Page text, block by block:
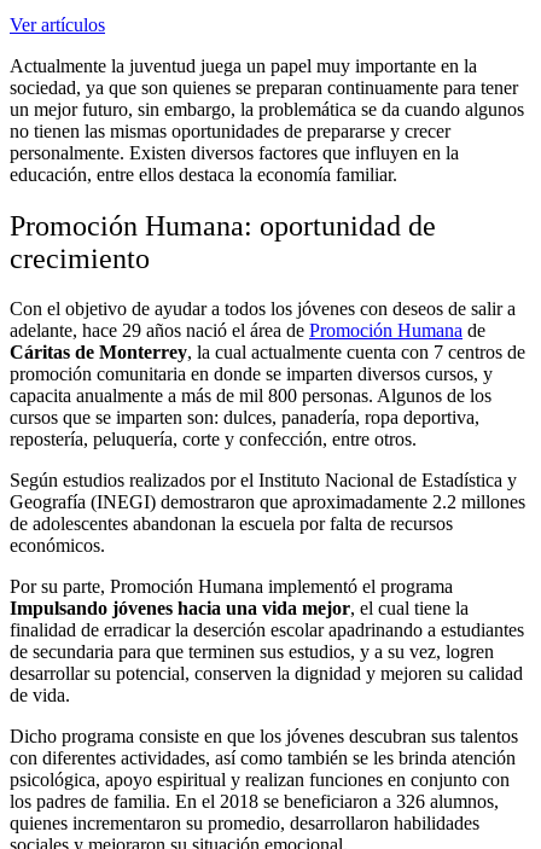
Ver artículos
Actualmente la juventud juega un papel muy importante en la
sociedad, ya que son quienes se preparan continuamente para tener
un mejor futuro, sin embargo, la problemática se da cuando algunos
no tienen las mismas oportunidades de prepararse y crecer
personalmente. Existen diversos factores que influyen en la
educación, entre ellos destaca la economía familiar.
Promoción Humana: oportunidad de
crecimiento
Con el objetivo de ayudar a todos los jóvenes con deseos de salir a
adelante, hace 29 años nació el área de Promoción Humana de
Cáritas de Monterrey, la cual actualmente cuenta con 7 centros de
promoción comunitaria en donde se imparten diversos cursos, y
capacita anualmente a más de mil 800 personas. Algunos de los
cursos que se imparten son: dulces, panadería, ropa deportiva,
repostería, peluquería, corte y confección, entre otros.
Según estudios realizados por el Instituto Nacional de Estadística y
Geografía (INEGI) demostraron que aproximadamente 2.2 millones
de adolescentes abandonan la escuela por falta de recursos
económicos.
Por su parte, Promoción Humana implementó el programa
Impulsando jóvenes hacia una vida mejor, el cual tiene la
finalidad de erradicar la deserción escolar apadrinando a estudiantes
de secundaria para que terminen sus estudios, y a su vez, logren
desarrollar su potencial, conserven la dignidad y mejoren su calidad
de vida.
Dicho programa consiste en que los jóvenes descubran sus talentos
con diferentes actividades, así como también se les brinda atención
psicológica, apoyo espiritual y realizan funciones en conjunto con
los padres de familia. En el 2018 se beneficiaron a 326 alumnos,
quienes incrementaron su promedio, desarrollaron habilidades